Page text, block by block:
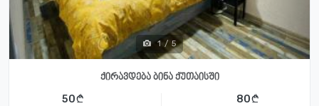
1 / 5
ქირავდება ბინა ქუთაისში
50
80